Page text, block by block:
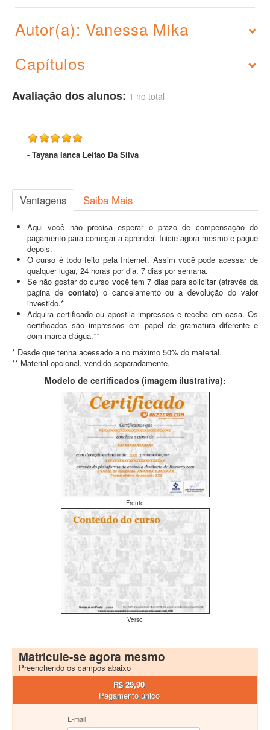
Autor(a): Vanessa Mika
Capítulos
Avaliação dos alunos: 1 no total
- Tayana Ianca Leitao Da Silva
Vantagens Saiba Mais
Aqui você não precisa esperar o prazo de compensação do
pagamento para começar a aprender. Inicie agora mesmo e pague
depois.
O curso é todo feito pela Internet. Assim você pode acessar de
qualquer lugar, 24 horas por dia, 7 dias por semana.
Se não gostar do curso você tem 7 dias para solicitar (através da
pagina de contato) o cancelamento ou a devolução do valor
investido.*
Adquira certificado ou apostila impressos e receba em casa. Os
certificados são impressos em papel de gramatura diferente e
com marca d'água.**
* Desde que tenha acessado a no máximo 50% do material.
** Material opcional, vendido separadamente.
Modelo de certificados (imagem ilustrativa):
Frente
Verso
Matricule-se agora mesmo
Preenchendo os campos abaixo
R$ 29,90
Pagamento único
E-mail